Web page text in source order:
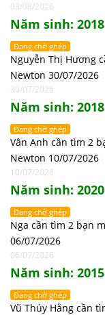
03/08/2026
Năm sinh: 2018
Đang chờ ghép
Nguyễn Thị Hương
Newton 30/07/2026
30/07/2026
Năm sinh: 2018
Đang chờ ghép
Vân Anh cần tìm 2
Newton 10/07/2026
10/07/2026
Năm sinh: 2020
Đang chờ ghép
Nga cần tìm 2 bạn
06/07/2026
06/07/2026
Năm sinh: 2015
Đang chờ ghép
Vũ Thúy Hằng cần